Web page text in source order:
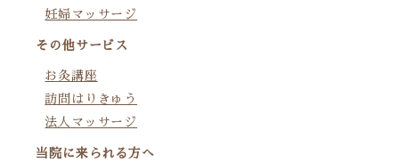
妊婦マッサージ
その他サービス
お灸講座
訪問はりきゅう
法人マッサージ
当院に来られる方へ